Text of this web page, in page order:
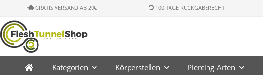
GRATIS VERSAND AB 29€ 100 TAGE RÜCKGABERECHT
Kategorien Körperstellen Piercing-Arten